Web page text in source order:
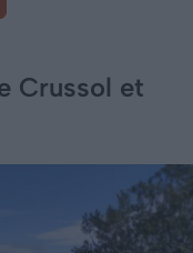
Crussol et